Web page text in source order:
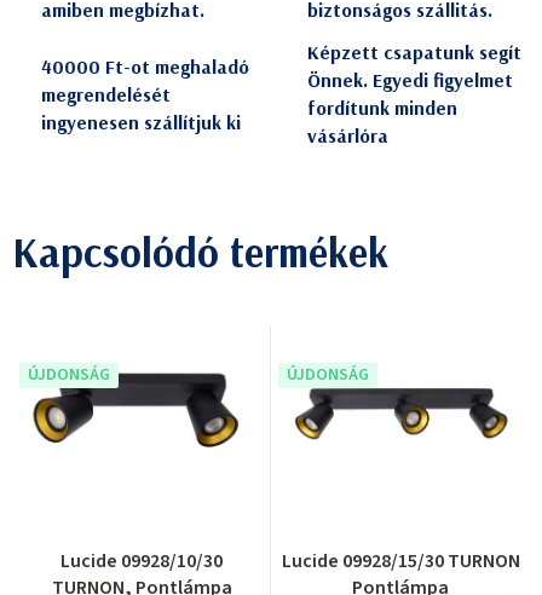
amiben megbízhat.
biztonságos szállitás.
40000 Ft-ot meghaladó
megrendelését
ingyenesen szállítjuk ki
Képzett csapatunk segít
Önnek. Egyedi figyelmet
fordítunk minden
vásárlóra
Kapcsolódó termékek
ÚJDONSÁG
Lucide 09928/10/30
TURNON, Pontlámpa
ÚJDONSÁG
Lucide 09928/15/30 TURNON
Pontlámpa